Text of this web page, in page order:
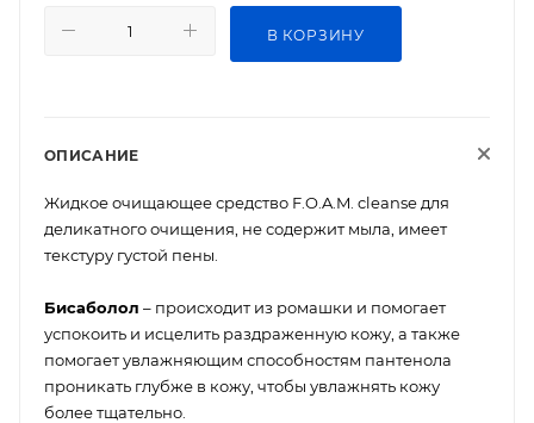
В КОРЗИНУ
ОПИСАНИЕ
Жидкое очищающее средство F.O.A.M. cleanse для
деликатного очищения, не содержит мыла, имеет
текстуру густой пены.
Бисаболол – происходит из ромашки и помогает
успокоить и исцелить раздраженную кожу, а также
помогает увлажняющим способностям пантенола
проникать глубже в кожу, чтобы увлажнять кожу
более тщательно.